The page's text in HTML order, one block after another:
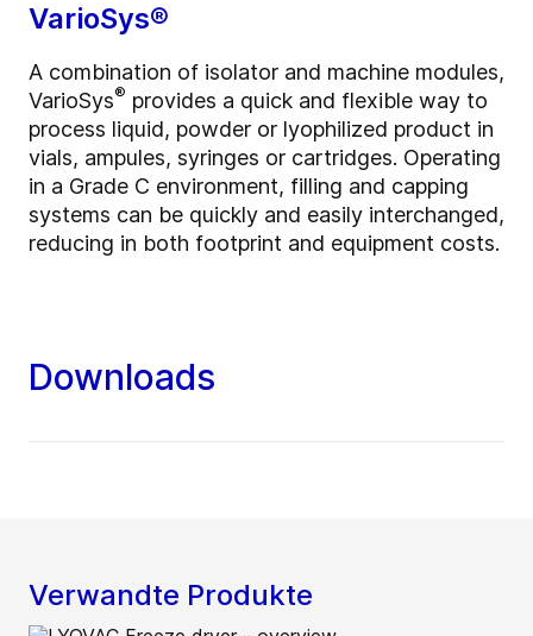
VarioSys®
A combination of isolator and machine modules,
VarioSys® provides a quick and flexible way to
process liquid, powder or lyophilized product in
vials, ampules, syringes or cartridges. Operating
in a Grade C environment, filling and capping
systems can be quickly and easily interchanged,
reducing in both footprint and equipment costs.
Downloads
Verwandte Produkte